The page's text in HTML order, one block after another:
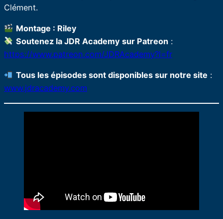
Clément.
Montage : Riley
Soutenez la JDR Academy sur Patreon:
https://www.patreon.com/JDRAcademy?l=fr
Tous les épisodes sont disponibles sur notre site :
www.jdracademy.com